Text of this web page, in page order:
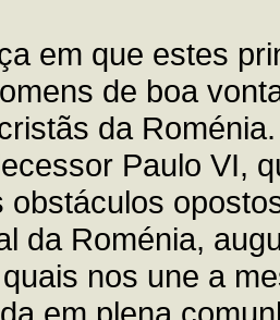
em que estes
de boa
da
Paulo VI,
da Roménia,
nos une a